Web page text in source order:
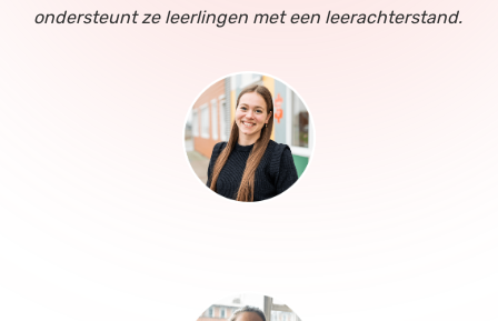
ondersteunt ze leerlingen met een leerachterstand.